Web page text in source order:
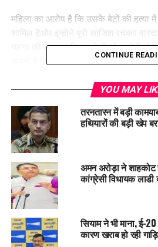
महिला का आरोप है कि उसके बेटों की हत्या में
शामिल हैऔर इन्होने पूरी साजिश रचकर
घटना की सूचना पुलिस को दी तो आरोपी
कहना है कि उसने रिपोर्ट दर्ज कराने को थाने
महिला का कहना है कि शहाना और उसके एक
कॉल करके दिखाया था कि इन दोनों भाइयों
का कहना है कि इस हत्याकांड में शहाना,
सब्जीपुर बरकत, सरफराज, इस्तेखार,
उदमावाला निवासी नासिर, नाजिर भी शामिल
एसपी सिटी कुमार रणविजय सिंह ने बताया
समेत नौ लोगों के खिलाफ हत्या में Case दर्ज
सामने आएंगे उसी आधार पर आगे की कार्रवाई
RELATED TOPICS:
CONTINUE
YOU MAY
तरनतारन में बड़ी
हथियारों की बड़ी खेप
अमन अरोड़ा ने
कांग्रेसी विधायक लाडी
सियाम ने भी माना, ई-
कारण खराब हो रही